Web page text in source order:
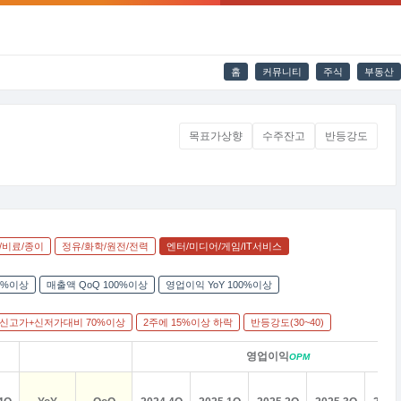
홈 커뮤니티 주식 부동산
목표가상향 수주잔고 반등강도
료/종이 정유/화학/원전/전력
엔터/미디어/게임/IT서비스
이상 매출액 QoQ 100%이상
영업이익 YoY 100%이상
고가+신저가대비 70%이상 2주에 15%이상 하락 반등강도(30~40)
영업이익OPM